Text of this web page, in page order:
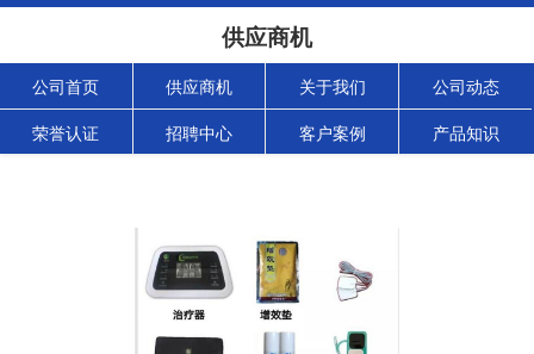
供应商机
公司首页 供应商机 关于我们 公司动态
荣誉认证 招聘中心 客户案例 产品知识